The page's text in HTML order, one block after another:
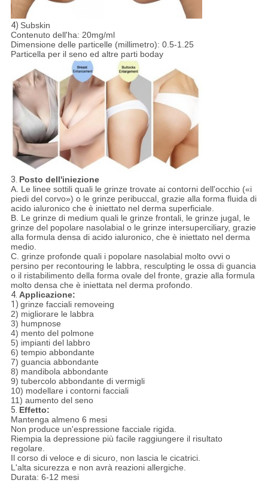
4) Subskin
Contenuto dell'ha: 20mg/ml
Dimensione delle particelle (millimetro): 0.5-1.25
Particella per il seno ed altre parti boday
3. Posto dell'iniezione
A. Le linee sottili quali le grinze trovate ai contorni dell'occhio («i
piedi del corvo») o le grinze peribuccal, grazie alla forma fluida di
acido ialuronico che è iniettato nel derma superficiale.
B. Le grinze di medium quali le grinze frontali, le grinze jugal, le
grinze del popolare nasolabial o le grinze intersuperciliary, grazie
alla formula densa di acido ialuronico, che è iniettato nel derma
medio.
C. grinze profonde quali i popolare nasolabial molto ovvi o
persino per recontouring le labbra, resculpting le ossa di guancia
o il ristabilimento della forma ovale del fronte, grazie alla formula
molto densa che è iniettata nel derma profondo.
4. Applicazione:
1) grinze facciali removeing
2) migliorare le labbra
3) humpnose
4) mento del polmone
5) impianti del labbro
6) tempio abbondante
7) guancia abbondante
8) mandibola abbondante
9) tubercolo abbondante di vermigli
10) modellare i contorni facciali
11) aumento del seno
5. Effetto:
Mantenga almeno 6 mesi
Non produce un'espressione facciale rigida.
Riempia la depressione più facile raggiungere il risultato
regolare.
Il corso di veloce e di sicuro, non lascia le cicatrici.
L'alta sicurezza e non avrà reazioni allergiche.
Durata: 6-12 mesi